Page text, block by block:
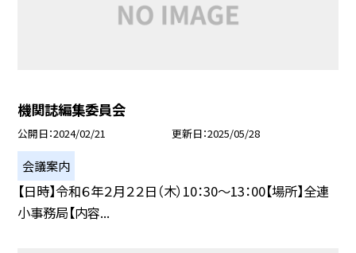
機関誌編集委員会
公開日 2024/02/21 更新日 2025/05/28
会議案内
【日時】令和６年２月２２日（木）10：30〜13：00【場所】全連
小事務局【内容...